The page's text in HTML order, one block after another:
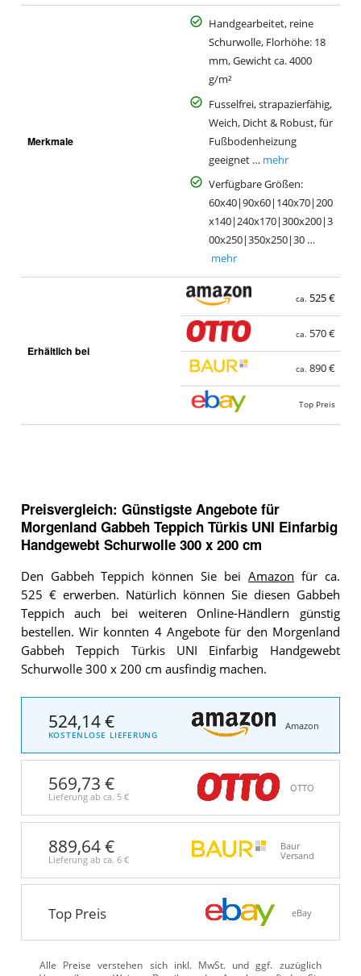
i
n
Merkmale
Handgearbeitet, reine
Schurwolle, Florhöhe: 18
mm, Gewicht ca. 4000
g/m²
Fusselfrei, strapazierfähig,
Weich, Dicht & Robust, für
Fußbodenheizung
geeignet … mehr
Verfügbare Größen:
60x40|90x60|140x70|200
x140|240x170|300x200|3
00x250|350x250|30 …
mehr
Erhältlich bei
ca. 525 €
ca. 570 €
ca. 890 €
Top Preis
Preisvergleich: Günstigste Angebote für
Morgenland Gabbeh Teppich Türkis UNI Einfarbig
Handgewebt Schurwolle 300 x 200 cm
Den Gabbeh Teppich können Sie beiAmazon für ca.
525 € erwerben. Natürlich können Sie diesen Gabbeh
Teppich auch bei weiteren Online-Händlern günstig
bestellen. Wir konnten 4 Angebote für den Morgenland
Gabbeh Teppich Türkis UNI Einfarbig Handgewebt
Schurwolle 300 x 200 cm ausfindig machen.
524,14 €
KOSTENLOSE LIEFERUNG
Amazon
569,73 €
Lieferung ab ca. 5 €
OTTO
889,64 €
Lieferung ab ca. 6 €
Baur
Versand
Top Preis eBay
Alle Preise verstehen sich inkl. MwSt. und ggf. zuzüglich